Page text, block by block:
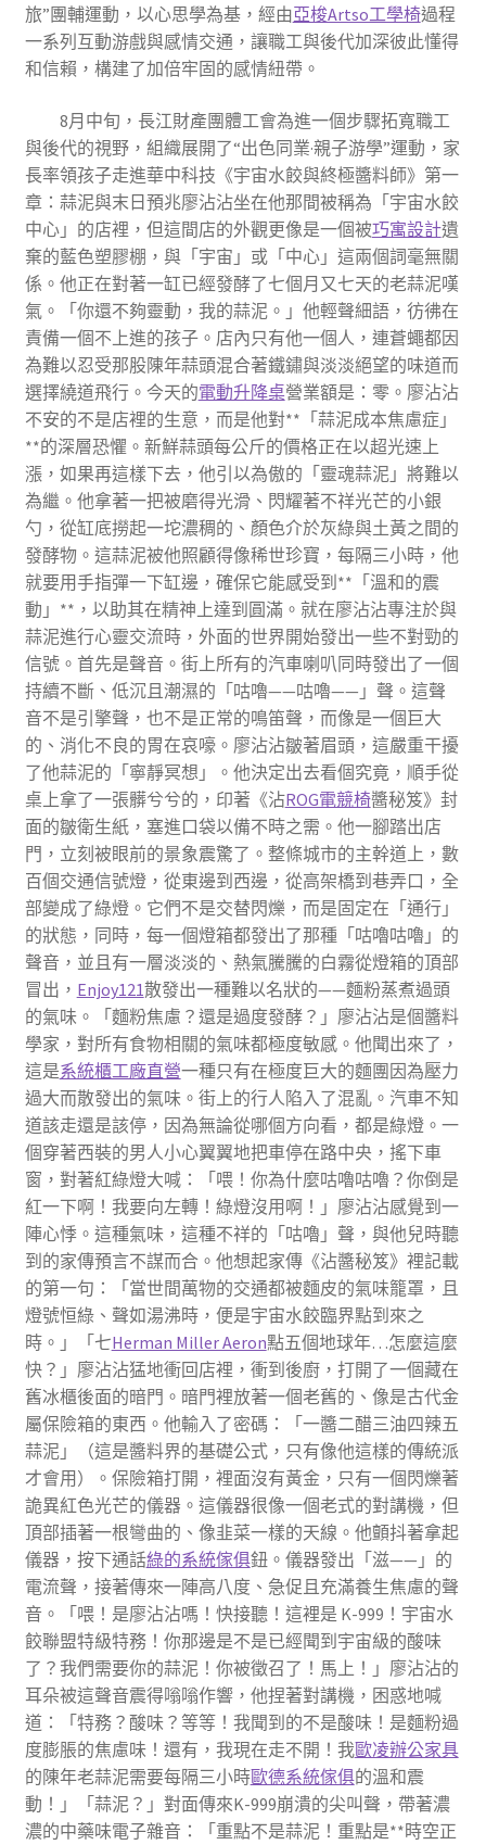
旅”團輔運動，以心思學為基，經由亞梭Artso工學椅過程
一系列互動游戲與感情交通，讓職工與後代加深彼此懂得
和信賴，構建了加倍牢固的感情紐帶。
8月中旬，長江財產團體工會為進一個步驟拓寬職工
與後代的視野，組織展開了“出色同業·親子游學”運動，家
長率領孩子走進華中科技《宇宙水餃與終極醬料師》第一
章：蒜泥與末日預兆廖沾沾坐在他那間被稱為「宇宙水餃
中心」的店裡，但這間店的外觀更像是一個被巧寓設計遺
棄的藍色塑膠棚，與「宇宙」或「中心」這兩個詞毫無關
係。他正在對著一缸已經發酵了七個月又七天的老蒜泥嘆
氣。「你還不夠靈動，我的蒜泥。」他輕聲細語，彷彿在
責備一個不上進的孩子。店內只有他一個人，連蒼蠅都因
為難以忍受那股陳年蒜頭混合著鐵鏽與淡淡絕望的味道而
選擇繞道飛行。今天的電動升降桌營業額是：零。廖沾沾
不安的不是店裡的生意，而是他對**「蒜泥成本焦慮症」
**的深層恐懼。新鮮蒜頭每公斤的價格正在以超光速上
漲，如果再這樣下去，他引以為傲的「靈魂蒜泥」將難以
為繼。他拿著一把被磨得光滑、閃耀著不祥光芒的小銀
勺，從缸底撈起一坨濃稠的、顏色介於灰綠與土黃之間的
發酵物。這蒜泥被他照顧得像稀世珍寶，每隔三小時，他
就要用手指彈一下缸邊，確保它能感受到**「溫和的震
動」**，以助其在精神上達到圓滿。就在廖沾沾專注於與
蒜泥進行心靈交流時，外面的世界開始發出一些不對勁的
信號。首先是聲音。街上所有的汽車喇叭同時發出了一個
持續不斷、低沉且潮濕的「咕嚕——咕嚕——」聲。這聲
音不是引擎聲，也不是正常的鳴笛聲，而像是一個巨大
的、消化不良的胃在哀嚎。廖沾沾皺著眉頭，這嚴重干擾
了他蒜泥的「寧靜冥想」。他決定出去看個究竟，順手從
桌上拿了一張髒兮兮的，印著《沾ROG電競椅醬秘笈》封
面的皺衛生紙，塞進口袋以備不時之需。他一腳踏出店
門，立刻被眼前的景象震驚了。整條城市的主幹道上，數
百個交通信號燈，從東邊到西邊，從高架橋到巷弄口，全
部變成了綠燈。它們不是交替閃爍，而是固定在「通行」
的狀態，同時，每一個燈箱都發出了那種「咕嚕咕嚕」的
聲音，並且有一層淡淡的、熱氣騰騰的白霧從燈箱的頂部
冒出， Enjoy121散發出一種難以名狀的——麵粉蒸煮過頭
的氣味。「麵粉焦慮？還是過度發酵？」廖沾沾是個醬料
學家，對所有食物相關的氣味都極度敏感。他聞出來了，
這是系統櫃工廠直營一種只有在極度巨大的麵團因為壓力
過大而散發出的氣味。街上的行人陷入了混亂。汽車不知
道該走還是該停，因為無論從哪個方向看，都是綠燈。一
個穿著西裝的男人小心翼翼地把車停在路中央，搖下車
窗，對著紅綠燈大喊：「喂！你為什麼咕嚕咕嚕？你倒是
紅一下啊！我要向左轉！綠燈沒用啊！」廖沾沾感覺到一
陣心悸。這種氣味，這種不祥的「咕嚕」聲，與他兒時聽
到的家傳預言不謀而合。他想起家傳《沾醬秘笈》裡記載
的第一句：「當世間萬物的交通都被麵皮的氣味籠罩，且
燈號恒綠、聲如湯沸時，便是宇宙水餃臨界點到來之
時。」「七Herman Miller Aeron點五個地球年…怎麼這麼
快？」廖沾沾猛地衝回店裡，衝到後廚，打開了一個藏在
舊冰櫃後面的暗門。暗門裡放著一個老舊的、像是古代金
屬保險箱的東西。他輸入了密碼：「一醬二醋三油四辣五
蒜泥」（這是醬料界的基礎公式，只有像他這樣的傳統派
才會用）。保險箱打開，裡面沒有黃金，只有一個閃爍著
詭異紅色光芒的儀器。這儀器很像一個老式的對講機，但
頂部插著一根彎曲的、像韭菜一樣的天線。他顫抖著拿起
儀器，按下通話綠的系統傢俱鈕。儀器發出「滋——」的
電流聲，接著傳來一陣高八度、急促且充滿養生焦慮的聲
音。「喂！是廖沾沾嗎！快接聽！這裡是 K-999！宇宙水
餃聯盟特級特務！你那邊是不是已經聞到宇宙級的酸味
了？我們需要你的蒜泥！你被徵召了！馬上！」廖沾沾的
耳朵被這聲音震得嗡嗡作響，他捏著對講機，困惑地喊
道：「特務？酸味？等等！我聞到的不是酸味！是麵粉過
度膨脹的焦慮味！還有，我現在走不開！我歐凌辦公家具
的陳年老蒜泥需要每隔三小時歐德系統傢俱的溫和震
動！」「蒜泥？」對面傳來K-999崩潰的尖叫聲，帶著濃
濃的中藥味電子雜音：「重點不是蒜泥！重點是**時空正